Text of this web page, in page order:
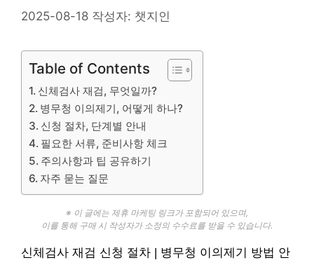
2025-08-18 작성자: 챗지인
Table of Contents
신체검사 재검, 무엇일까?
병무청 이의제기, 어떻게 하나?
신청 절차, 단계별 안내
필요한 서류, 준비사항 체크
주의사항과 팁 공유하기
자주 묻는 질문
※ 이 글에는 제휴 마케팅 링크가 포함되어 있으며,
이를 통해 구매 시 작성자가 소정의 수수료를 받을 수 있습니다.
신체검사 재검 신청 절차 | 병무청 이의제기 방법 안